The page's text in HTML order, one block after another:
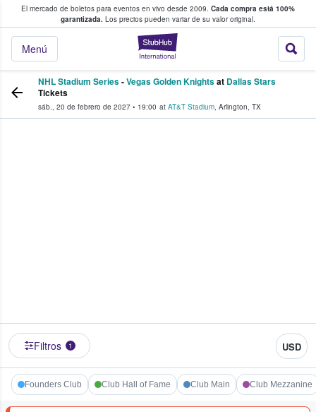
El mercado de boletos para eventos en vivo desde 2009. Cada compra está 100%
garantizada. Los precios pueden variar de su valor original.
StubHub: donde
Menú
fans compran y venden boletos
NHL Stadium Series-Vegas Golden Knightsat Dallas Stars
Tickets
sáb., 20 de febrero de 2027 • 19:00 at AT&T Stadium, Arlington, TX
Filtros 1 USD
Founders Club Club Hall of Fame Club Main Club Mezzanine